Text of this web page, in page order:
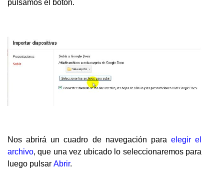
pulsamos el botón.
Nos abrirá un cuadro de navegación para elegir el
archivo, que una vez ubicado lo seleccionaremos para
luego pulsar Abrir.